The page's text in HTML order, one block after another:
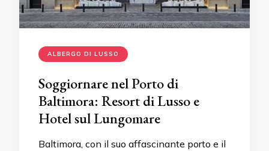
ALBERGO DI LUSSO
Soggiornare nel Porto di
Baltimora: Resort di Lusso e
Hotel sul Lungomare
Baltimora, con il suo affascinante porto e il